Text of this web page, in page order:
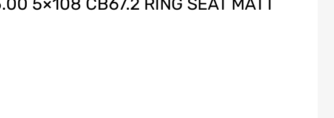
5×108 CB67.2 RING SEAT MATT